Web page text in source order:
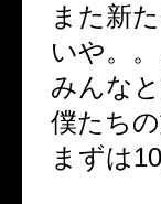
また新
いや。。
みんな
僕たち
まずは